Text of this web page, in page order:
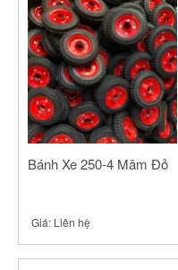
Bánh Xe 250-4 Mâm Đỏ
Giá: Liên hệ